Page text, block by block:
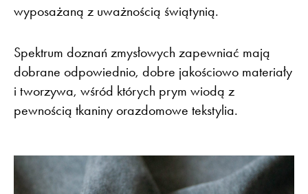
wyposażaną z uważnością świątynią.
Spektrum doznań zmysłowych zapewniać mają
dobrane odpowiednio, dobre jakościowo materiały
i tworzywa, wśród których prym wiodą z
pewnością tkaniny orazdomowe tekstylia.